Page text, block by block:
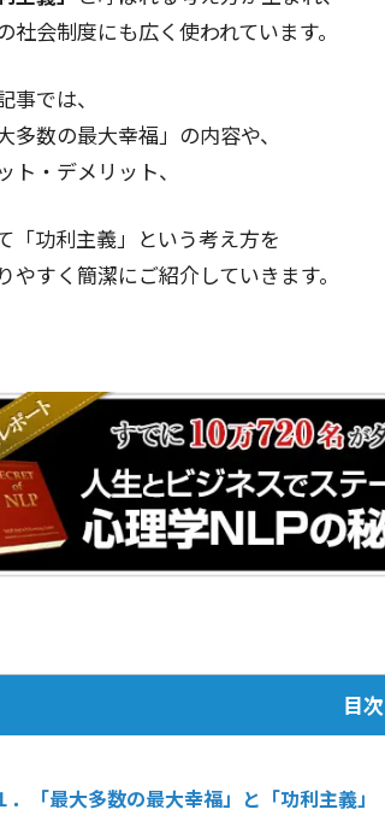
社会制度にも広く使われています。
事では、
多数の最大幸福」の内容や、
ト・デメリット、
「功利主義」という考え方を
やすく簡潔にご紹介していきます。
目次
．「最大多数の最大幸福」と「功利主義」